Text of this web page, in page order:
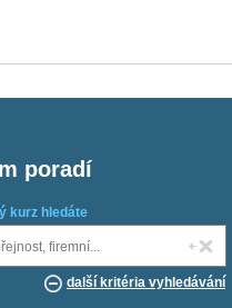
poradí
kurz hledáte
další kritéria vyhledávání